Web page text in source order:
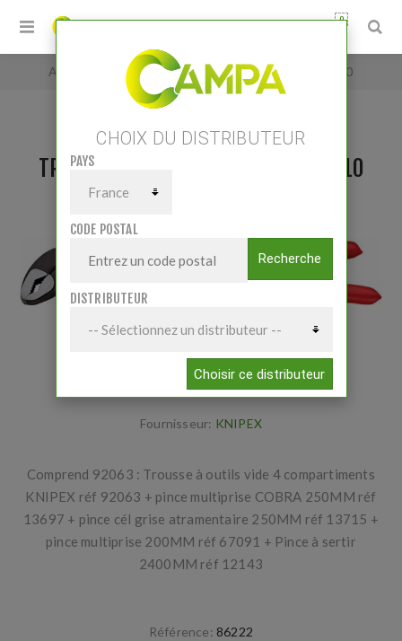
0
Accueil TROUSSE 4 PINCES KNIPEX PACK N°10
TROUSSE 4 PINCES KNIPEX PACK N°10
Fournisseur: KNIPEX
Comprend 92063 : Trousse à outils vide 4 compartiments
KNIPEX réf 92063 + pince multiprise COBRA 250MM réf
13697 + pince cél grise atramentaire 250MM réf 13715 +
pince multiprise 200MM réf 67091 + Pince à sertir
2400MM réf 12143
Référence: 86222
CHOIX DU DISTRIBUTEUR
PAYS
CODE POSTAL
Recherche
DISTRIBUTEUR
Choisir ce distributeur